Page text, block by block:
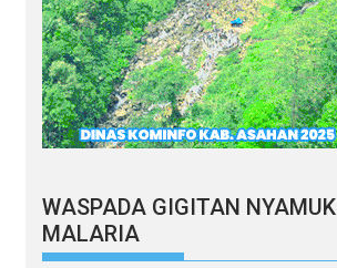
WASPADA GIGITAN NYAMUK
MALARIA